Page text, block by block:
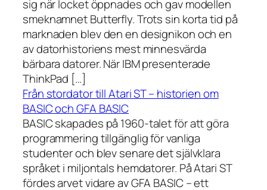
sig när locket öppnades och gav modellen
smeknamnet Butterfly. Trots sin korta tid på
marknaden blev den en designikon och en
av datorhistoriens mest minnesvärda
bärbara datorer. När IBM presenterade
ThinkPad […]
Från stordator till Atari ST – historien om
BASIC och GFA BASIC
BASIC skapades på 1960-talet för att göra
programmering tillgänglig för vanliga
studenter och blev senare det självklara
språket i miljontals hemdatorer. På Atari ST
fördes arvet vidare av GFA BASIC – ett